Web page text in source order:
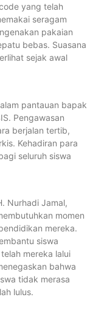
yang telah
seragam
pakaian
bebas. Suasana
sejak awal
pantauan bapak
Pengawasan
berjalan tertib,
Kehadiran para
seluruh siswa
Nurhadi Jamal,
momen
mereka.
siswa
mereka lalui
bahwa
tidak merasa
lulus.